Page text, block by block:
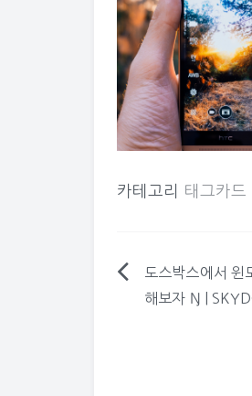
카테고리 태그카드
글
도스박스에서
해보자 Ŋ |